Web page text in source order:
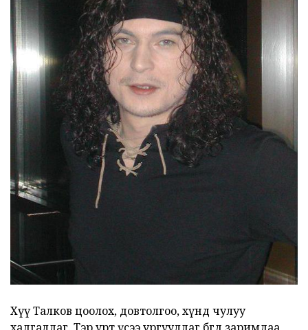
Хүү Талков цоолох, довтолгоо, хүнд чулуу